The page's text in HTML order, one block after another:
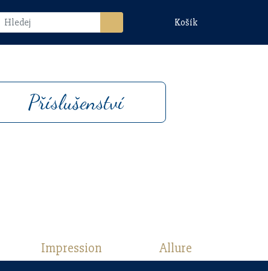
Košík
Příslušenství
Impression Allure